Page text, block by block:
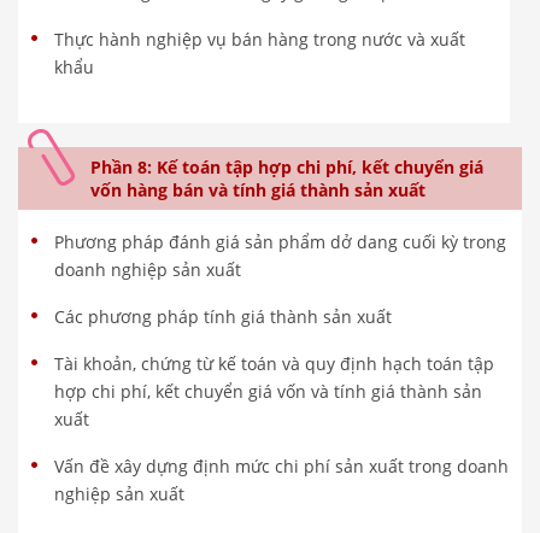
Thực hành nghiệp vụ bán hàng trong nước và xuất
khẩu
Phần 8: Kế toán tập hợp chi phí, kết chuyển giá
vốn hàng bán và tính giá thành sản xuất
Phương pháp đánh giá sản phẩm dở dang cuối kỳ trong
doanh nghiệp sản xuất
Các phương pháp tính giá thành sản xuất
Tài khoản, chứng từ kế toán và quy định hạch toán tập
hợp chi phí, kết chuyển giá vốn và tính giá thành sản
xuất
Vấn đề xây dựng định mức chi phí sản xuất trong doanh
nghiệp sản xuất